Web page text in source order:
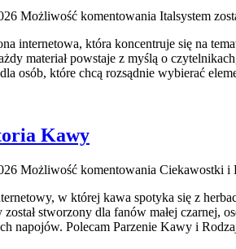
Możliwość komentowania Italsystem
internetowa, która koncentruje się na
materiał powstaje z myślą o
dla osób, które chcą rozsądnie wybierać
Kawy
Możliwość komentowania Ciekawostki i
w której kawa spotyka się z
stworzony dla fanów małej czarnej,
napojów. Polecam Parzenie Kawy i